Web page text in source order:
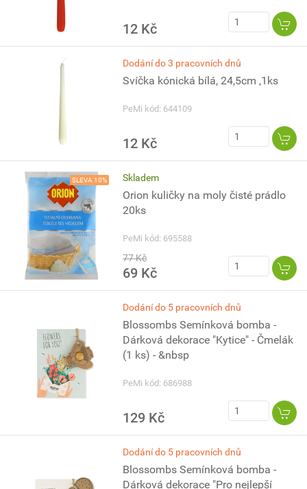
12 Kč
Dodání do 3 pracovních dnů
Svíčka kónická bílá, 24,5cm ,1ks
PeMi kód: 644109
12 Kč
SLEVA 10% Skladem
Orion kuličky na moly čisté prádlo
20ks
PeMi kód: 695588
77 Kč
69 Kč
Dodání do 5 pracovních dnů
Blossombs Semínková bomba -
Dárková dekorace "Kytice" - Čmelák
(1 ks) - &nbsp
PeMi kód: 686988
129 Kč
Dodání do 5 pracovních dnů
Blossombs Semínková bomba -
Dárková dekorace "Pro nejlepší